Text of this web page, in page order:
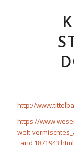
http://
https://
welt-
_arid,1871943.html